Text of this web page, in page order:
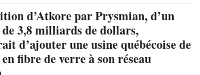
d’Atkore par Prysmian, d’un
3,8 milliards de dollars,
d’ajouter une usine québécoise de
fibre de verre à son réseau